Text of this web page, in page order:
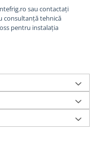
sau contactați
consultanță tehnică
pentru instalația